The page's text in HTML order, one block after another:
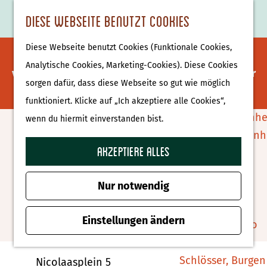
Diese Webseite benutzt Cookies
Diese Webseite benutzt Cookies (Funktionale Cookies,
Analytische Cookies, Marketing-Cookies). Diese Cookies
sorgen dafür, dass diese Webseite so gut wie möglich
funktioniert. Klicke auf „Ich akzeptiere alle Cookies“,
wenn du hiermit einverstanden bist.
Akzeptiere alles
Nur notwendig
Einstellungen ändern
G
n
F
v
o
r
i
t
K
r
t
e
S
c
h
e
n
e
n
ü
Attraktionen &
Museen
Museen
Tierparks
Affenpark
Burgers' Zoo
Harderwijk
Wellness
Therme Bussloo
Schlösser, Burgen
c
Es tut uns leid. Dieses Aktivität ist nicht mehr
verfügbar. Sehen Sie sich das
aktuelle Angebot
für
verfügbare Optionen an.
Hugo Markt Denekamp
Zu Favoriten hinzufügenZu Favoriten
Kontakt
Nicolaasplein 5